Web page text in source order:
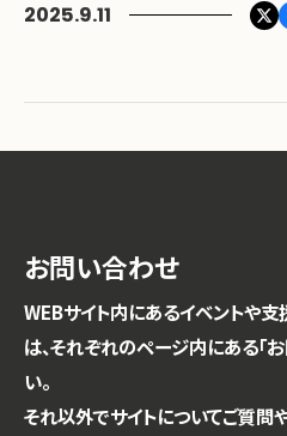
2025.9.11
お問い合わせ
WEBサイト内にあるイベントや
は、それぞれのページ内にある「
い。
それ以外でサイトについてご質